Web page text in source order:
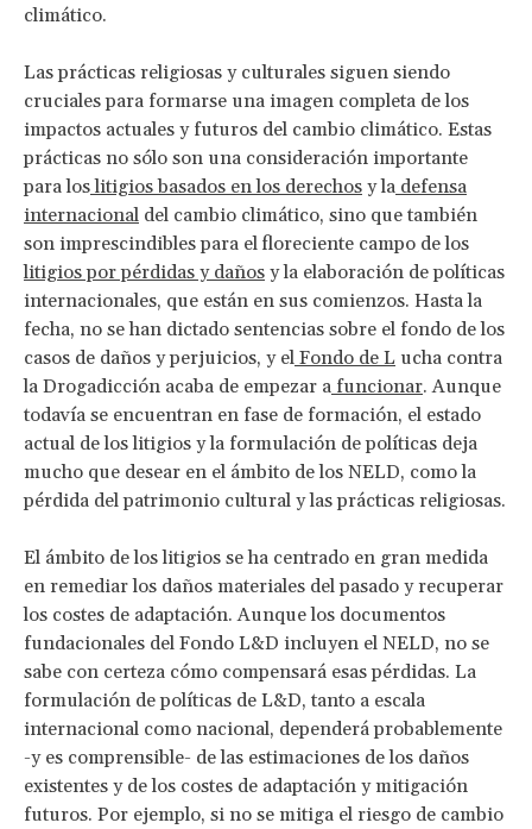
climático.
Las prácticas religiosas y culturales siguen siendo
cruciales para formarse una imagen completa de los
impactos actuales y futuros del cambio climático. Estas
prácticas no sólo son una consideración importante
para loslitigios basados en los derechos y la defensa
internacional del cambio climático, sino que también
son imprescindibles para el floreciente campo de los
litigiospor pérdidas y daños y la elaboración de políticas
internacionales, que están en sus comienzos. Hasta la
fecha, no se han dictado sentencias sobre el fondo de los
casos de daños y perjuicios, y el Fondo de L ucha contra
la Drogadicción acaba de empezar a funcionar. Aunque
todavía se encuentran en fase de formación, el estado
actual de los litigios y la formulación de políticas deja
mucho que desear en el ámbito de los NELD, como la
pérdida del patrimonio cultural y las prácticas religiosas.
El ámbito de los litigios se ha centrado en gran medida
en remediar los daños materiales del pasado y recuperar
los costes de adaptación. Aunque los documentos
fundacionales del Fondo L&D incluyen el NELD, no se
sabe con certeza cómo compensará esas pérdidas. La
formulación de políticas de L&D, tanto a escala
internacional como nacional, dependerá probablemente
-y es comprensible- de las estimaciones de los daños
existentes y de los costes de adaptación y mitigación
futuros. Por ejemplo, si no se mitiga el riesgo de cambio